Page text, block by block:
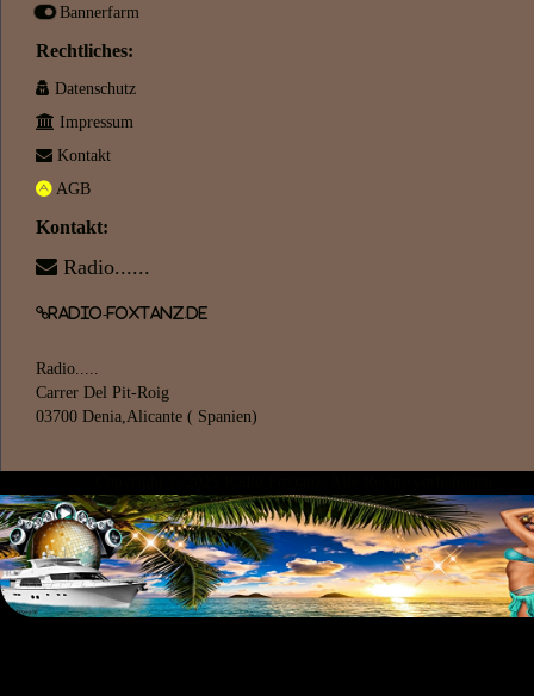
Bannerfarm
Rechtliches:
Datenschutz
Impressum
Kontakt
AGB
Kontakt:
Radio......
Radio-Foxtanz.de
Radio.....
Carrer Del Pit-Roig
03700 Denia,Alicante ( Spanien)